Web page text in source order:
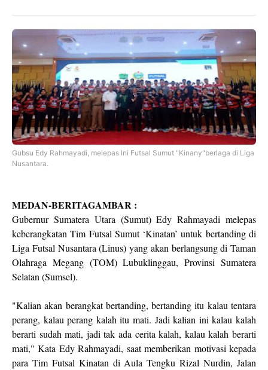
Gubsu Edy Rahmayadi, melepas Ini Futsal Sumut "Kinany"berlaga di Liga
Nusantara.
MEDAN-BERITAGAMBAR :
Gubernur Sumatera Utara (Sumut) Edy Rahmayadi melepas
keberangkatan Tim Futsal Sumut ‘Kinatan’ untuk bertanding di
Liga Futsal Nusantara (Linus) yang akan berlangsung di Taman
Olahraga Megang (TOM) Lubuklinggau, Provinsi Sumatera
Selatan (Sumsel).
"Kalian akan berangkat bertanding, bertanding itu kalau tentara
perang, kalau perang kalah itu mati. Jadi kalian ini kalau kalah
berarti sudah mati, jadi tak ada cerita kalah, kalau kalah berarti
mati," Kata Edy Rahmayadi, saat memberikan motivasi kepada
para Tim Futsal Kinatan di Aula Tengku Rizal Nurdin, Jalan